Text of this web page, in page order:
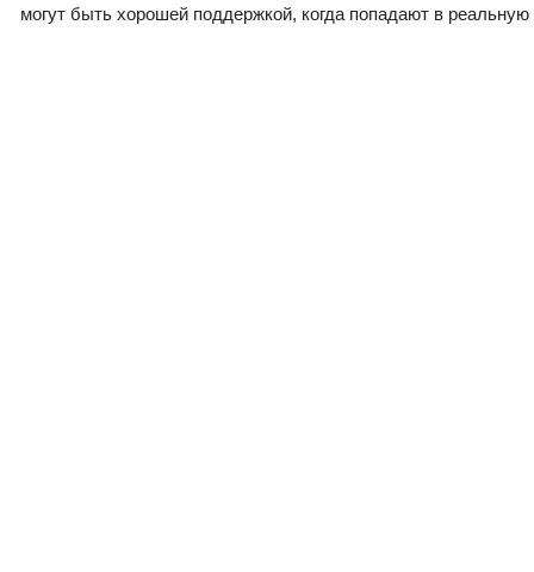
могут быть хорошей поддержкой, когда попадают в